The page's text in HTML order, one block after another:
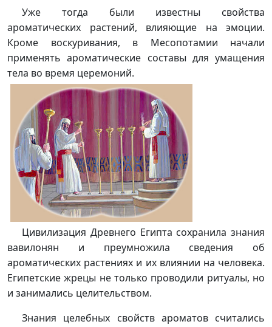
Уже тогда были известны свойства
ароматических растений, влияющие на эмоции.
Кроме воскуривания, в Месопотамии начали
применять ароматические составы для умащения
тела во время церемоний.
Цивилизация Древнего Египта сохранила знания
вавилонян и преумножила сведения об
ароматических растениях и их влиянии на человека.
Египетские жрецы не только проводили ритуалы, но
и занимались целительством.
Знания целебных свойств ароматов считались